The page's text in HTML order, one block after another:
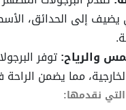
إلى الحدائق،
والرياح:توفر
مما يضمن
التي نقدمها: